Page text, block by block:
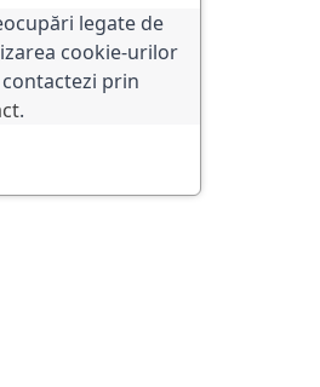
legate de
cookie-urilor
prin
.